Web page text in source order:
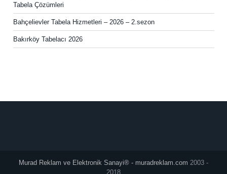
Tabela Çözümleri
Bahçelievler Tabela Hizmetleri – 2026 – 2.sezon
Bakırköy Tabelacı 2026
Murad Reklam ve Elektronik Sanayi® - muradreklam.com 2003 -
2018